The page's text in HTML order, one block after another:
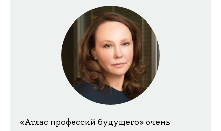
«Атлас профессий будущего» очень